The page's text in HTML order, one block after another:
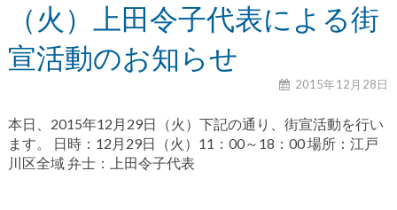
（火）上田令子代表による街
宣活動のお知らせ
2015年12月28日
本日、2015年12月29日（火）下記の通り、街宣活動を行い
ます。 日時：12月29日（火）11：00～18：00 場所：江戸
川区全域 弁士：上田令子代表